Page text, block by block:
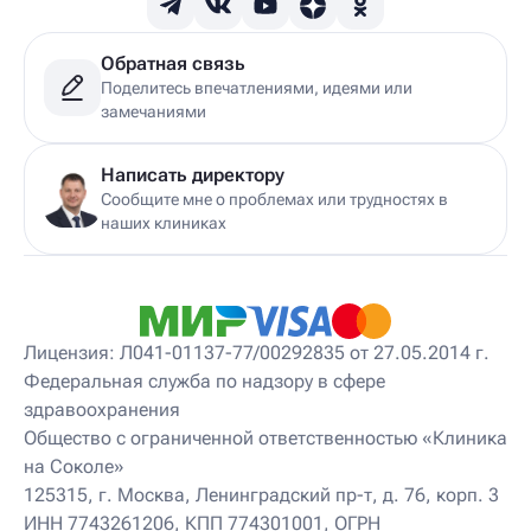
Детский гинеколог
Детский гинеколог-эндокринолог
Детский гирудотерапевт
Детский дерматовенеролог
Детский дерматолог
Детский диетолог
Детский инструктор ЛФК
Детский кинезиолог
Детский консультирующий врач ЛФК
Детский мануальный терапевт
Детский массажист
Детский невропатолог
Детский нейропсихолог
Детский нутрициолог
Детский ортопед
Детский остеопат
Детский отоневролог
Детский подиатр
Детский психолог
Обратная связь
Поделитесь впечатлениями, идеями или
замечаниями
Написать директору
Сообщите мне о проблемах или трудностях в
наших клиниках
Лицензия: Л041-01137-77/00292835 от 27.05.2014 г.
Федеральная служба по надзору в сфере
здравоохранения
Общество с ограниченной ответственностью «Клиника
на Соколе»
125315, г. Москва, Ленинградский пр-т, д. 76, корп. 3
ИНН 7743261206, КПП 774301001, ОГРН